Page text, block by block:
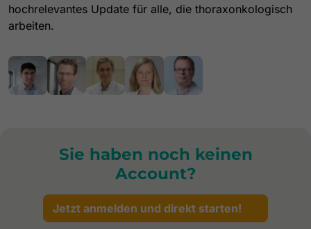
hochrelevantes Update für alle, die thoraxonkologisch
arbeiten.
Sie haben noch keinen
Account?
Jetzt anmelden und direkt starten!